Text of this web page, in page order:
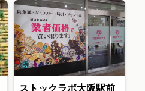
ストックラボ大阪駅前